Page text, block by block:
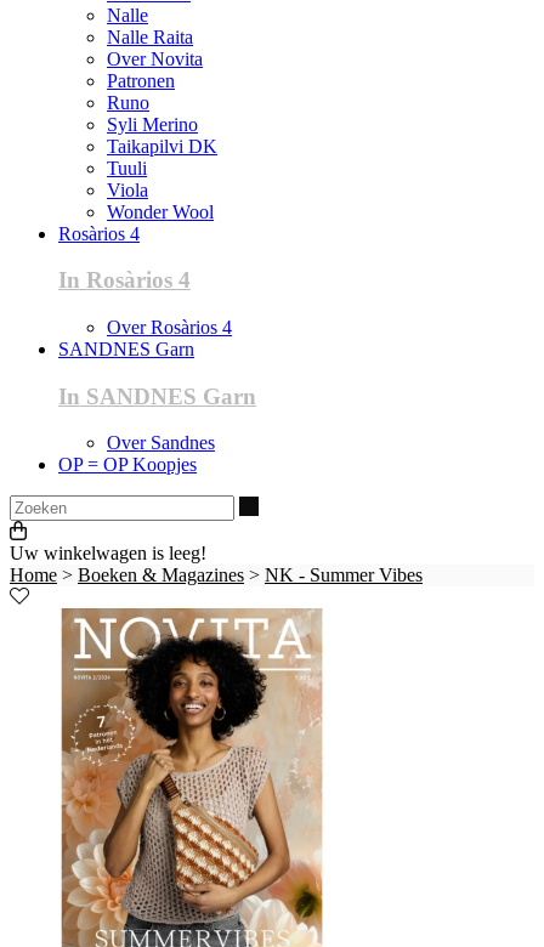
Nalle
Nalle Raita
Over Novita
Patronen
Runo
Syli Merino
Taikapilvi DK
Tuuli
Viola
Wonder Wool
Rosàrios 4
In Rosàrios 4
Over Rosàrios 4
SANDNES Garn
In SANDNES Garn
Over Sandnes
OP = OP Koopjes
Uw winkelwagen is leeg!
Home > Boeken & Magazines > NK - Summer Vibes